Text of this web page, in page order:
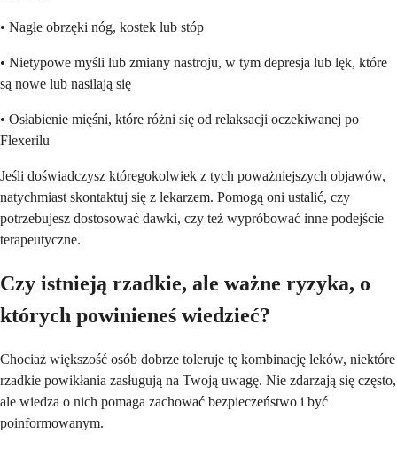
• Nagłe obrzęki nóg, kostek lub stóp
• Nietypowe myśli lub zmiany nastroju, w tym depresja lub lęk, które
są nowe lub nasilają się
• Osłabienie mięśni, które różni się od relaksacji oczekiwanej po
Flexerilu
Jeśli doświadczysz któregokolwiek z tych poważniejszych objawów,
natychmiast skontaktuj się z lekarzem. Pomogą oni ustalić, czy
potrzebujesz dostosować dawki, czy też wypróbować inne podejście
terapeutyczne.
Czy istnieją rzadkie, ale ważne ryzyka, o
których powinieneś wiedzieć?
Chociaż większość osób dobrze toleruje tę kombinację leków, niektóre
rzadkie powikłania zasługują na Twoją uwagę. Nie zdarzają się często,
ale wiedza o nich pomaga zachować bezpieczeństwo i być
poinformowanym.